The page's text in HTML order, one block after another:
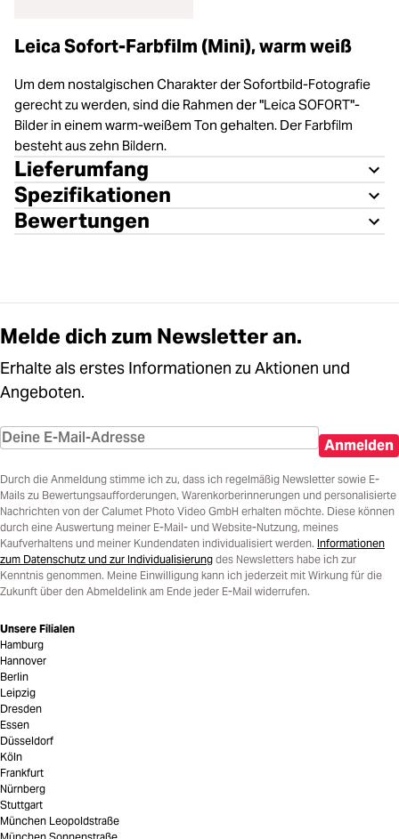
Leica Sofort-Farbfilm (Mini), warm weiß
Um dem nostalgischen Charakter der Sofortbild-Fotografie
gerecht zu werden, sind die Rahmen der "Leica SOFORT"-
Bilder in einem warm-weißem Ton gehalten. Der Farbfilm
besteht aus zehn Bildern.
Lieferumfang
Spezifikationen
Bewertungen
Melde dich zum Newsletter an.
Erhalte als erstes Informationen zu Aktionen und
Angeboten.
Anmelden
Durch die Anmeldung stimme ich zu, dass ich regelmäßig Newsletter sowie E-
Mails zu Bewertungsaufforderungen, Warenkorberinnerungen und personalisierte
Nachrichten von der Calumet Photo Video GmbH erhalten möchte. Diese können
durch eine Auswertung meiner E-Mail- und Website-Nutzung, meines
Kaufverhaltens und meiner Kundendaten individualisiert werden. Informationen
zum Datenschutz und zur Individualisierung des Newsletters habe ich zur
Kenntnis genommen. Meine Einwilligung kann ich jederzeit mit Wirkung für die
Zukunft über den Abmeldelink am Ende jeder E-Mail widerrufen.
Unsere Filialen
Hamburg
Hannover
Berlin
Leipzig
Dresden
Essen
Düsseldorf
Köln
Frankfurt
Nürnberg
Stuttgart
München Leopoldstraße